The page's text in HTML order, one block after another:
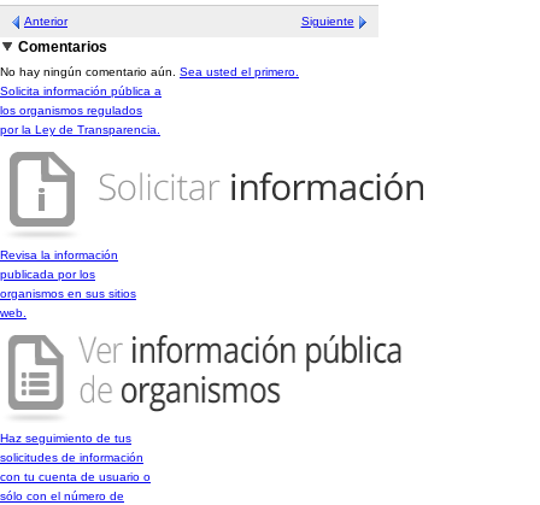
Anterior Siguiente
Comentarios
No hay ningún comentario aún. Sea usted el primero.
Solicita información pública a
los organismos regulados
por la Ley de Transparencia.
Revisa la información
publicada por los
organismos en sus sitios
web.
Haz seguimiento de tus
solicitudes de información
con tu cuenta de usuario o
sólo con el número de